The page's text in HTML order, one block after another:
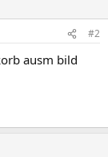
#2
ausm bild